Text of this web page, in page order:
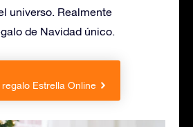
universo. Realmente
de Navidad único.
regalo Estrella Online